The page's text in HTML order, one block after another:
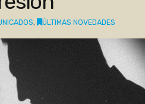
, ÚLTIMAS NOVEDADES